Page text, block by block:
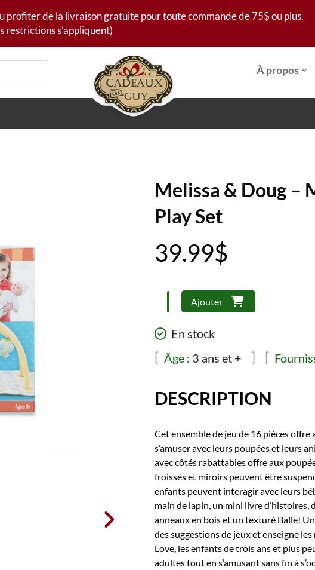
profiter de la livraison gratuite pour toute commande de 75$ ou plus.
restrictions s’appliquent)
À propos

Melissa & Doug –
Play Set
39.99$
quantité
de
&
Doug
to
Ajouter
En stock
Âge : 3 ans et +
DESCRIPTION
Cet ensemble de jeu de 16 pièces
s’amuser avec leurs poupées et leurs
avec côtés rabattables offre aux
froissés et miroirs peuvent être
enfants peuvent interagir avec leurs
main de lapin, un mini livre
anneaux en bois et un texturé Balle!
des suggestions de jeux et enseigne
Love, les enfants de trois ans et plus
adultes tout en s’amusant sans fin à